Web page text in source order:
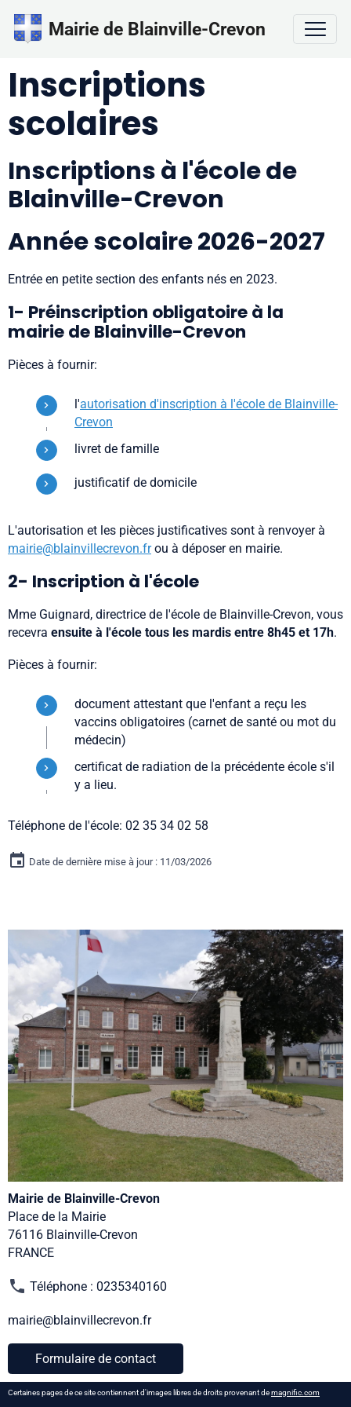
Mairie de Blainville-Crevon
Inscriptions
scolaires
Inscriptions à l'école de
Blainville-Crevon
Année scolaire 2026-2027
Entrée en petite section des enfants nés en 2023.
1- Préinscription obligatoire à la
mairie de Blainville-Crevon
Pièces à fournir:
l'autorisation d'inscription à l'école de Blainville-
Crevon
livret de famille
justificatif de domicile
L'autorisation et les pièces justificatives sont à renvoyer à
mairie@blainvillecrevon.frou à déposer en mairie.
2- Inscription à l'école
Mme Guignard, directrice de l'école de Blainville-Crevon, vous
recevra ensuite à l'école tous les mardis entre 8h45 et 17h.
Pièces à fournir:
document attestant que l'enfant a reçu les
vaccins obligatoires (carnet de santé ou mot du
médecin)
certificat de radiation de la précédente école s'il
y a lieu.
Téléphone de l'école: 02 35 34 02 58
Date de dernière mise à jour : 11/03/2026
Mairie de Blainville-Crevon
Place de la Mairie
76116 Blainville-Crevon
FRANCE
Téléphone : 0235340160
mairie@blainvillecrevon.fr
Formulaire de contact
Certaines pages de ce site contiennent d'images libres de droits provenant demagnific.com